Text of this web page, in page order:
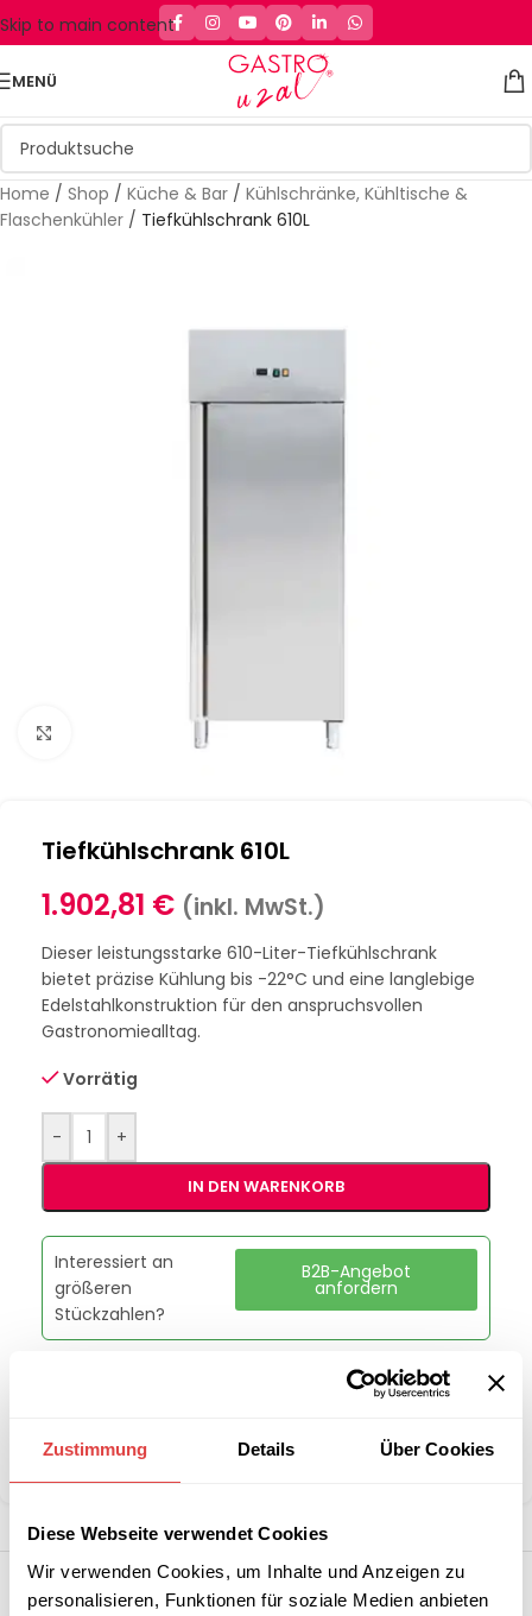
Zustimmung Details Über Cookies
Diese Webseite verwendet Cookies
Wir verwenden Cookies, um Inhalte und Anzeigen zu
personalisieren, Funktionen für soziale Medien anbieten
Skip to main content
MENÜ
Home / Shop / Küche & Bar / Kühlschränke, Kühltische &
Flaschenkühler / Tiefkühlschrank 610L
Klick zum Vergrößern
Tiefkühlschrank 610L
1.902,81 € (inkl. MwSt.)
Dieser leistungsstarke 610-Liter-Tiefkühlschrank
bietet präzise Kühlung bis -22°C und eine langlebige
Edelstahlkonstruktion für den anspruchsvollen
Gastronomiealltag.
Vorrätig
- +
IN DEN WARENKORB
Interessiert an
größeren
Stückzahlen?
B2B-Angebot
anfordern